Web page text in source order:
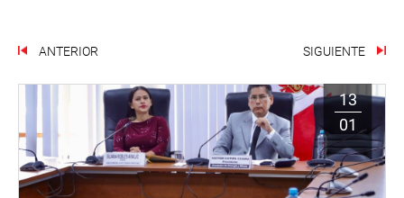
ANTERIOR SIGUIENTE
13
01